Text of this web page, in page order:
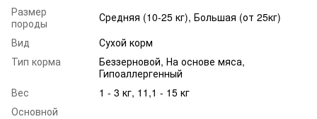
Размер
породы
Средняя (10-25 кг), Большая (от 25кг)
Вид
Сухой корм
Тип корма
Беззерновой, На основе мяса,
Гипоаллергенный
Вес
1 - 3 кг, 11,1 - 15 кг
Основной